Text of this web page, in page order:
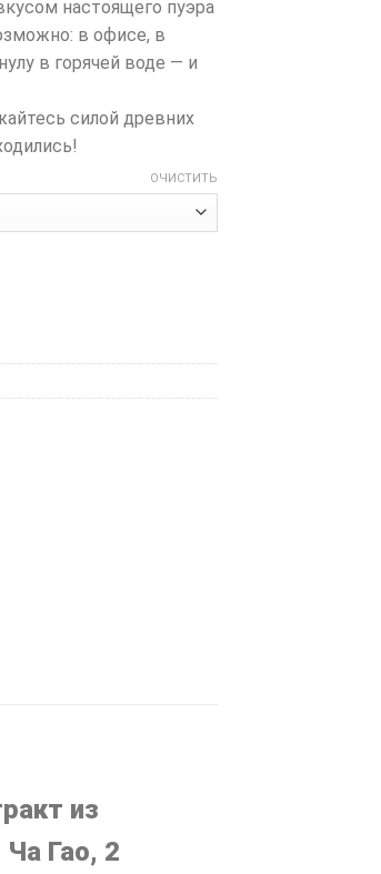
настоящего пуэра
в офисе, в
в горячей воде — и
силой древних
ОЧИСТИТЬ
китайский растворимый чай, 2
из
Гао, 2